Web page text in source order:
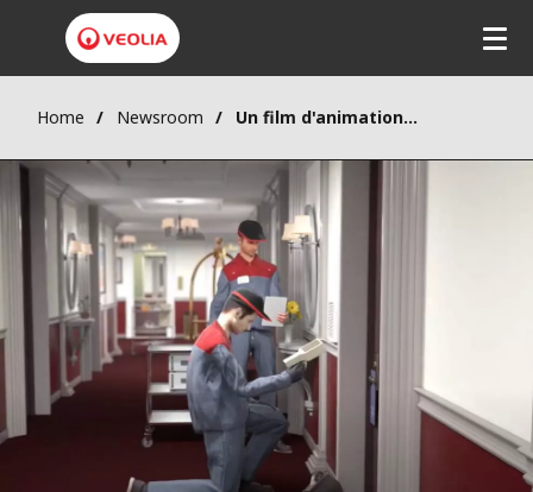
Home Newsroom Un film d'animation pour comprendre la gestion de la qualité de l'air